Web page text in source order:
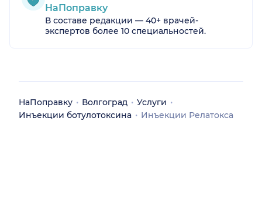
НаПоправку
В составе редакции — 40+ врачей-
экспертов более 10 специальностей.
НаПоправку Волгоград
Услуги
Инъекции ботулотоксина
Инъекции Релатокса